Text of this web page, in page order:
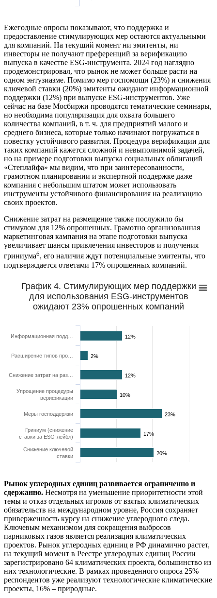
Ежегодные опросы показывают, что поддержка и
предоставление стимулирующих мер остаются актуальными
для компаний. На текущий момент ни эмитенты, ни
инвесторы не получают преференций за верификацию
выпуска в качестве ESG-инструмента. 2024 год наглядно
продемонстрировал, что рынок не может больше расти на
одном энтузиазме. Помимо мер госпомощи (23%) и снижения
ключевой ставки (20%) эмитенты ожидают информационной
поддержки (12%) при выпуске ESG-инструментов. Уже
сейчас на базе Мосбиржи проводятся тематические семинары,
но необходима популяризация для охвата большего
количества компаний, в т. ч. для предприятий малого и
среднего бизнеса, которые только начинают погружаться в
повестку устойчивого развития. Процедура верификации для
таких компаний кажется сложной и невыполнимой задачей,
но на примере подготовки выпуска социальных облигаций
«Степлайфа» мы видим, что при заинтересованности,
грамотном планировании и экспертной поддержке даже
компания с небольшим штатом может использовать
инструменты устойчивого финансирования на реализацию
своих проектов.
Снижение затрат на размещение также послужило бы
стимулом для 12% опрошенных. Грамотно организованная
маркетинговая кампания на этапе подготовки выпуска
увеличивает шансы привлечения инвесторов и получения
гриниума6, его наличия ждут потенциальные эмитенты, что
подтверждается ответами 17% опрошенных компаний.
График 4. Стимулирующих мер поддержки
для использования ESG-инструментов
ожидают 23% опрошенных компаний
12%
2%
12%
10%
23%
17%
20%
Информационная подд…
Расширение типов про…
Снижение затрат на раз…
Упрощение процедуры
верификации
Меры господдержки
Гриниум (снижение
ставки за ESG-лейбл)
Снижение ключевой
ставки
Рынок углеродных единиц развивается ограниченно и
сдержанно. Несмотря на уменьшение приоритетности этой
темы и отказ отдельных игроков от взятых климатических
обязательств на международном уровне, Россия сохраняет
приверженность курсу на снижение углеродного следа.
Ключевым механизмом для сокращения выбросов
парниковых газов является реализация климатических
проектов. Рынок углеродных единиц в РФ динамично растет,
на текущий момент в Реестре углеродных единиц России
зарегистрировано 64 климатических проекта, большинство из
них технологические. В рамках проведенного опроса 25%
респондентов уже реализуют технологические климатические
проекты, 16% – природные.